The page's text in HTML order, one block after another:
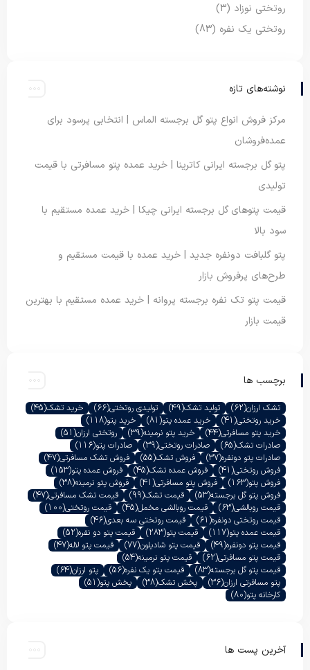
روتختی نوزاد (3)
روتختی یک نفره (83)
نوشته‌های تازه
مرکز فروش انواع پتو گل برجسته الماس | انتخابی پرسود برای
عمده‌فروشان
پتو گل برجسته ایرانی کاترینا | خرید عمده پتو مسافرتی با قیمت
تولیدی
قیمت پتوهای گل برجسته ایرانی چیکا | خرید عمده مستقیم با
سود بالا
پتو گلبافت دونفره جدید | خرید عمده با قیمت مستقیم و
طرح‌های پرفروش بازار
قیمت پتو تک نفره برجسته پروانه | خرید عمده مستقیم با بهترین
قیمت بازار
برچسب ها
تشک ارزان(62) تولید تشک(49) تولیدی روتختی(66) خرید تشک(45)
خرید روتختی(41) خرید عمده پتو(81) خرید پتو(118)
خرید پتو مسافرتی(44) خرید پتو نرمینه(39) روتختی ارزان(51)
صادرات تشک(65) صادرات روتختی(39) صادرات پتو(116)
صادرات پتو دونفره(37) فروش تشک(55) فروش تشک مسافرتی(47)
فروش روتختی(41) فروش عمده تشک(45) فروش عمده پتو(153)
فروش پتو(163) فروش پتو مسافرتی(41) فروش پتو نرمینه(38)
فروش پتو گل برجسته(53) قیمت تشک(99) قیمت تشک مسافرتی(47)
قیمت روبالشی(63) قیمت روبالشی مخمل(45) قیمت روتختی(100)
قیمت روتختی دونفره(61) قیمت روتختی سه بعدی(46)
قیمت عمده پتو(117) قیمت پتو(283) قیمت پتو دو نفره(52)
قیمت پتو دونفره(49) قیمت پتو شادیلون(77) قیمت پتو لاله(47)
قیمت پتو مسافرتی(62) قیمت پتو نرمینه(54)
قیمت پتو گل برجسته(83) قیمت پتو یک نفره(56) پتو ارزان(64)
پتو مسافرتی ارزان(36) پخش تشک(38) پخش پتو(51)
کارخانه پتو(80)
آخرین پست ها